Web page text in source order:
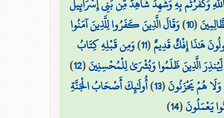
(
10
)وَقَالَ الَّذِينَ كَفَرُوا لِلَّذِينَ آمَنُوا
هَٰذَا إِفْكٌ قَدِيمٌ(
11
)وَمِن قَبْلِهِ كِتَابُ
الَّذِينَ ظَلَمُوا وَبُشْرَىٰ لِلْمُحْسِنِينَ(
12
)
وَلَا هُمْ يَحْزَنُونَ(
13
)أُولَٰئِكَ أَصْحَابُ الْجَنَّةِ
يَعْمَلُونَ(
14
)